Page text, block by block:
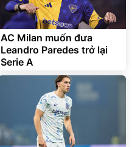
AC Milan muốn đưa
Leandro Paredes trở lại
Serie A